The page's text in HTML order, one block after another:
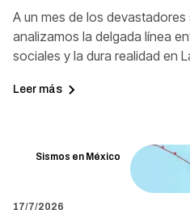
A un mes de los devastadores
analizamos la delgada línea
sociales y la dura realidad en
Leer más
Sismos en México
17/7/2026